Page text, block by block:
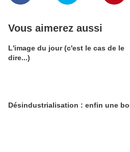
Vous aimerez aussi
L'image du jour (c'est le cas de le
dire...)
Désindustrialisation : enfin une